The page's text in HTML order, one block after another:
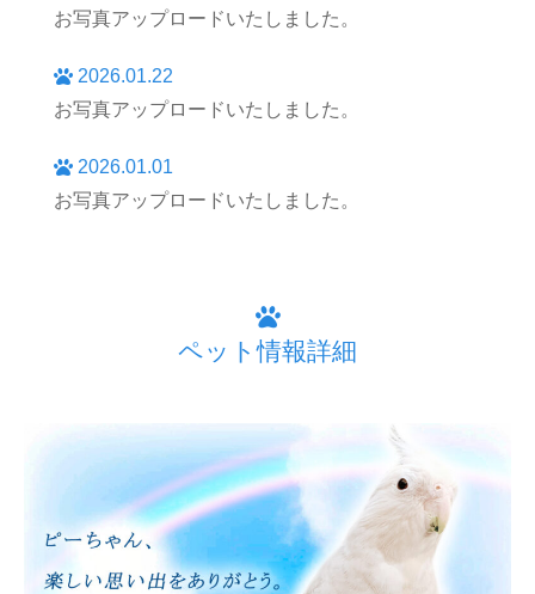
お写真アップロードいたしました。
2026.01.22
お写真アップロードいたしました。
2026.01.01
お写真アップロードいたしました。
ペット情報詳細